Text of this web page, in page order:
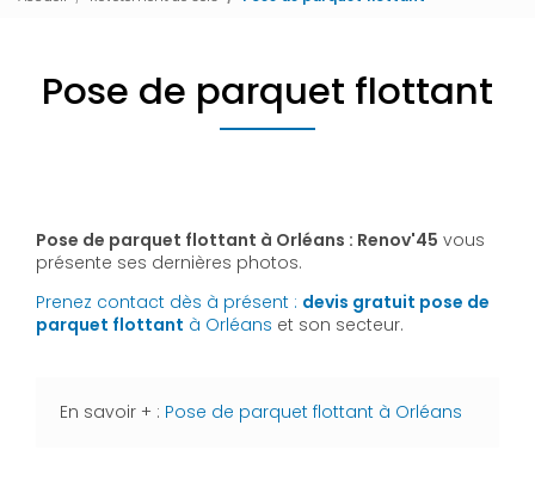
Pose de parquet flottant
Pose de parquet flottant à Orléans : Renov'45 vous
présente ses dernières photos.
Prenez contact dès à présent : devis gratuit pose de
parquet flottant à Orléans et son secteur.
En savoir + : Pose de parquet flottant à Orléans